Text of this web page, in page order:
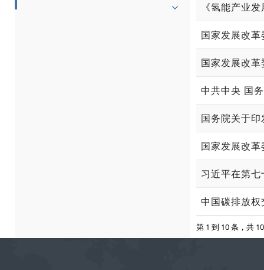
《氢能产业
国家发展改
国家发展改
中共中央 国
国务院关于
国家发展改
习近平在第
中国碳排放
第 1 到 10 条，共